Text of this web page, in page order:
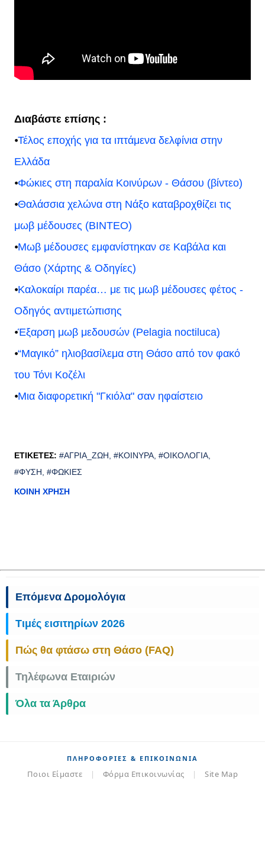
Διαβάστε επίσης :
⦁Τέλος εποχής για τα ιπτάμενα δελφίνια στην
Ελλάδα
⦁Φώκιες στη παραλία Κοινύρων - Θάσου (βίντεο)
⦁Θαλάσσια χελώνα στη Νάξο καταβροχθίζει τις
μωβ μέδουσες (ΒΙΝΤΕΟ)
⦁Μωβ μέδουσες εμφανίστηκαν σε Καβάλα και
Θάσο (Χάρτης & Οδηγίες)
⦁Καλοκαίρι παρέα… με τις μωβ μέδουσες φέτος -
Οδηγός αντιμετώπισης
⦁Έξαρση μωβ μεδουσών (Pelagia noctiluca)
⦁“Μαγικό” ηλιοβασίλεμα στη Θάσο από τον φακό
του Τόνι Κοζέλι
⦁Μια διαφορετική "Γκιόλα" σαν ηφαίστειο
ΕΤΙΚΈΤΕΣ: #ΆΓΡΙΑ_ΖΩΉ #ΚΟΊΝΥΡΑ #ΟΙΚΟΛΟΓΊΑ
#ΦΎΣΗ #ΦΏΚΙΕΣ
ΚΟΙΝΉ ΧΡΉΣΗ
Επόμενα Δρομολόγια
Τιμές εισιτηρίων 2026
Πώς θα φτάσω στη Θάσο (FAQ)
Τηλέφωνα Εταιριών
Όλα τα Άρθρα
ΠΛΗΡΟΦΟΡΊΕΣ & ΕΠΙΚΟΙΝΩΝΊΑ
Ποιοι Είμαστε | Φόρμα Επικοινωνίας | Site Map